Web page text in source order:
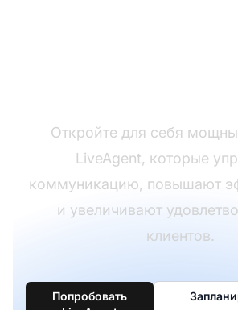
Откройте для себя
LiveAgent, которые
коммуникацию, повышают
и увеличивают
клиентов.
Попробовать